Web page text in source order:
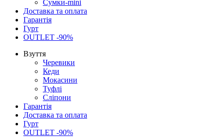
Сумки-mini
Доставка та оплата
Гарантія
Гурт
OUTLET -90%
Взуття
Черевики
Кеди
Мокасини
Туфлі
Сліпони
Гарантія
Доставка та оплата
Гурт
OUTLET -90%